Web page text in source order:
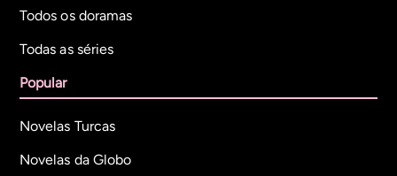
Todos os doramas
Todas as séries
Popular
Novelas Turcas
Novelas da Globo